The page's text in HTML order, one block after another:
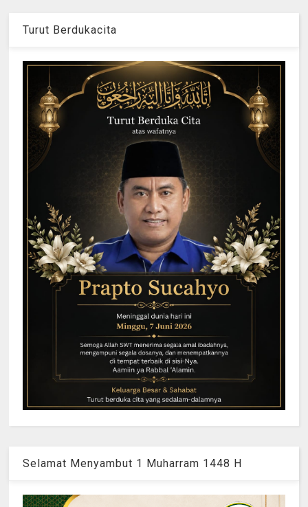
Turut Berdukacita
Selamat Menyambut 1 Muharram 1448 H